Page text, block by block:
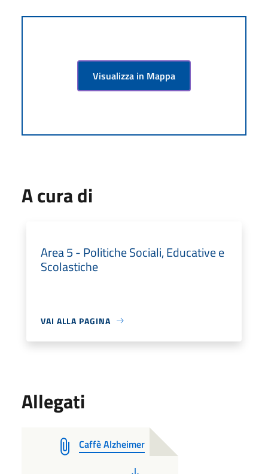
Visualizza in Mappa
A cura di
Area 5 - Politiche Sociali, Educative e
Scolastiche
VAI ALLA PAGINA
Allegati
Caffè Alzheimer